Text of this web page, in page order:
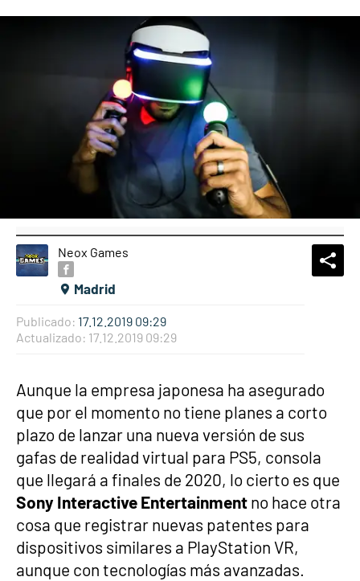
Neox Games
Madrid
Publicado: 17.12.2019 09:29
Actualizado: 17.12.2019 09:29
Aunque la empresa japonesa ha asegurado
que por el momento no tiene planes a corto
plazo de lanzar una nueva versión de sus
gafas de realidad virtual para PS5, consola
que llegará a finales de 2020, lo cierto es que
Sony Interactive Entertainment no hace otra
cosa que registrar nuevas patentes para
dispositivos similares a PlayStation VR,
aunque con tecnologías más avanzadas.